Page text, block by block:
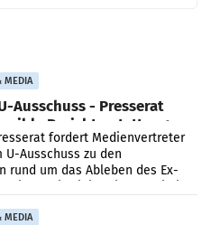
MEDIA
Ausschuss - Presserat
Berichterstattung
fordert Medienvertreter
U-Ausschuss zu den
rund um das Ableben des Ex-
MEDIA